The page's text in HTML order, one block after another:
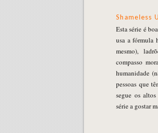
Shameless
Esta série é
usa a fórmula
mesmo),
compasso
humanidade
pessoas que
segue os
série a gostar